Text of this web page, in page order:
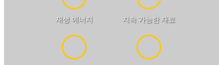
재생 에너지 지속 가능한 재료